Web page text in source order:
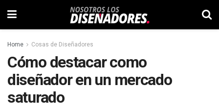
Home Cosas de Diseñadores
Cómo destacar como
diseñador en un mercado
saturado